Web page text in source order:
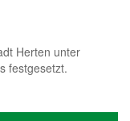
Herten unter
festgesetzt.